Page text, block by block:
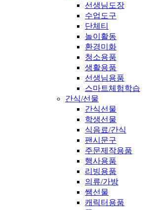
선생님도장
수업도구
단체티
놀이활동
환경미화
청소용품
생활용품
선생님용품
스마트체험학습
간식/선물
간식선물
학생선물
식음료/간식
팬시문구
주문제작용품
행사용품
리빙용품
의류/가방
쌤선물
캐릭터용품